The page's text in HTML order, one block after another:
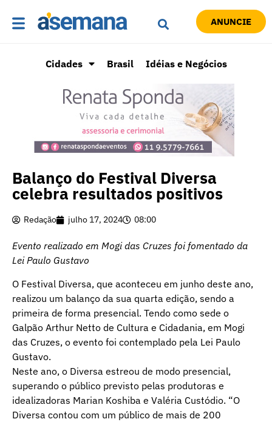
ANUNCIE
Cidades Brasil Idéias e Negócios
Balanço do Festival Diversa
celebra resultados positivos
Redação julho 17, 2024 08:00
Evento realizado em Mogi das Cruzes foi fomentado da
Lei Paulo Gustavo
O Festival Diversa, que aconteceu em junho deste ano,
realizou um balanço da sua quarta edição, sendo a
primeira de forma presencial. Tendo como sede o
Galpão Arthur Netto de Cultura e Cidadania, em Mogi
das Cruzes, o evento foi contemplado pela Lei Paulo
Gustavo.
Neste ano, o Diversa estreou de modo presencial,
superando o público previsto pelas produtoras e
idealizadoras Marian Koshiba e Valéria Custódio. “O
Diversa contou com um público de mais de 200